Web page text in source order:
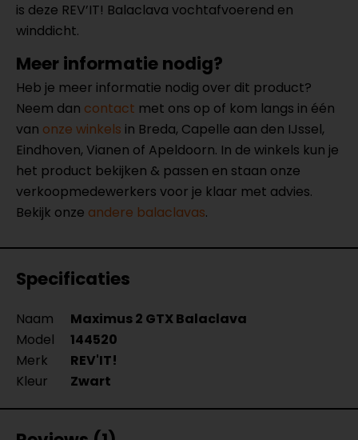
is deze REV’IT! Balaclava vochtafvoerend en
winddicht.
Meer informatie nodig?
Heb je meer informatie nodig over dit product?
Neem dan contact met ons op of kom langs in één
van onze winkels in Breda, Capelle aan den IJssel,
Eindhoven, Vianen of Apeldoorn. In de winkels kun je
het product bekijken & passen en staan onze
verkoopmedewerkers voor je klaar met advies.
Bekijk onze andere balaclavas.
Specificaties
Naam
Maximus 2 GTX Balaclava
Model
144520
Merk
REV'IT!
Kleur
Zwart